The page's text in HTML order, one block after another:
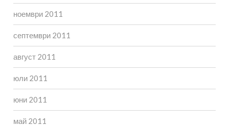
ноември 2011
септември 2011
август 2011
юли 2011
юни 2011
май 2011